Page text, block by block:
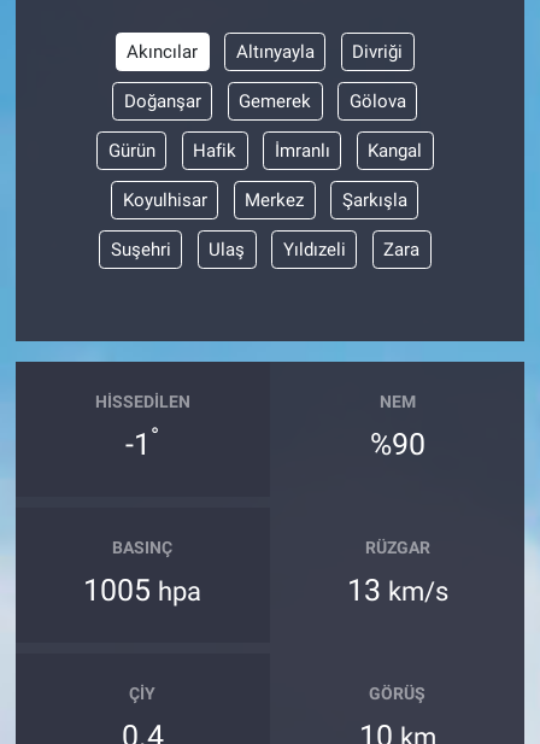
Akıncılar Altınyayla Divriği
Doğanşar Gemerek Gölova
Gürün Hafik İmranlı Kangal
Koyulhisar Merkez Şarkışla
Suşehri Ulaş Yıldızeli Zara
HISSEDILEN
-1 °
NEM
%90
BASINÇ
1005 hpa
RÜZGAR
13 km/s
ÇIY
0.4
GÖRÜŞ
10 km
BİLİM VE TEKNOLOJİ
Güvenlik
Bölge